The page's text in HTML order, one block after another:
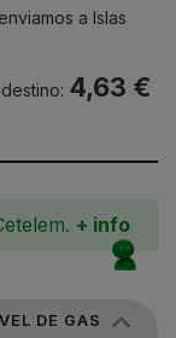
a Islas
4,63 €
+ info
DE GAS